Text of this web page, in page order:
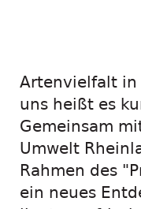
Artenvielfalt in
uns heißt es
Gemeinsam
Umwelt
Rahmen des
ein neues